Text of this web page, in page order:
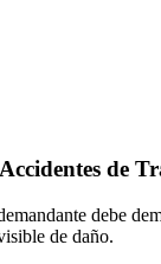
de
debe
de daño.